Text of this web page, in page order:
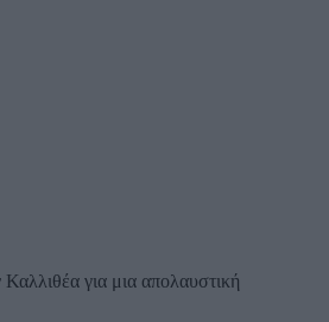
για μια απολαυστική